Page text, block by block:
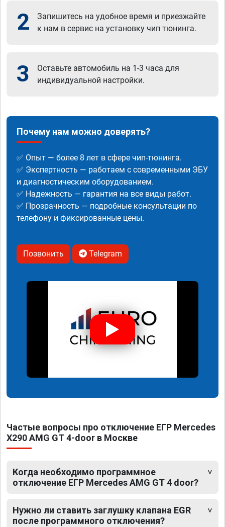
2
Запишитесь на удобное время и приезжайте
к нам в сервис на установку чип тюнинга.
3
Оставьте автомобиль на 1-3 часа для
индивидуальной настройки.
Почему нам можно доверять?
✅ Опыт — более 8 лет в сфере чип-тюнинга.
✅ Экспертность — работаем с современными ЭБУ
и диагностическим оборудованием.
✅ Надежность — гарантия на все виды работ.
✅ Прозрачность — подробные консультации по
телефону и фиксированные цены.
Позвонить Telegram
Частые вопросы про отключение ЕГР Mercedes
X290 AMG GT 4-door в Москве
Когда необходимо программное
отключение ЕГР Mercedes AMG GT 4 door?
Нужно ли ставить заглушку клапана EGR
после программного отключения?